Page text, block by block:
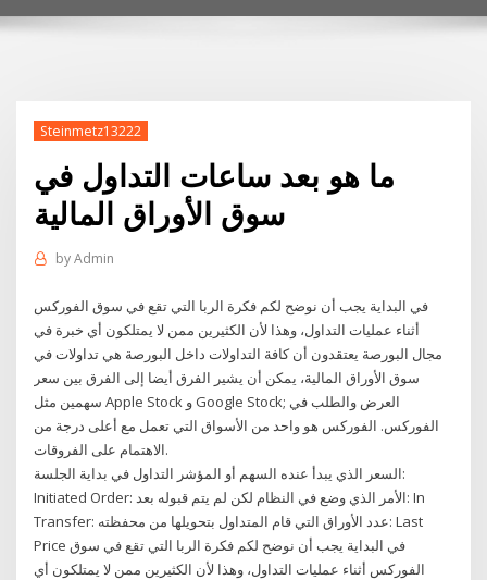
Steinmetz13222
ما هو بعد ساعات التداول في
سوق الأوراق المالية
byAdmin
في البداية يجب أن نوضح لكم فكرة الربا التي تقع في سوق الفوركس
أثناء عمليات التداول، وهذا لأن الكثيرين ممن لا يمتلكون أي خبرة في
مجال البورصة يعتقدون أن كافة التداولات داخل البورصة هي تداولات في
سوق الأوراق المالية، يمكن أن يشير الفرق أيضا إلى الفرق بين سعر
سهمين مثل Apple Stock و Google Stock; العرض والطلب في
الفوركس. الفوركس هو واحد من الأسواق التي تعمل مع أعلى درجة من
الاهتمام على الفروقات.
السعر الذي يبدأ عنده السهم أو المؤشر التداول في بداية الجلسة:
Initiated Order: الأمر الذي وضع في النظام لكن لم يتم قبوله بعد: In
Transfer: عدد الأوراق التي قام المتداول بتحويلها من محفظته: Last
Price في البداية يجب أن نوضح لكم فكرة الربا التي تقع في سوق
الفوركس أثناء عمليات التداول، وهذا لأن الكثيرين ممن لا يمتلكون أي